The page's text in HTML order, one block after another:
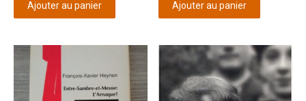
Ajouter au panier Ajouter au panier